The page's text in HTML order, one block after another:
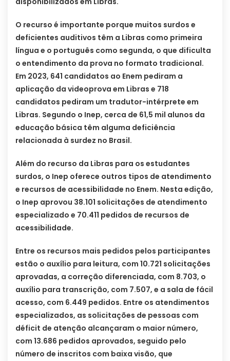
O recurso é importante porque muitos surdos e
deficientes auditivos têm a Libras como primeira
língua e o português como segunda, o que dificulta
o entendimento da prova no formato tradicional.
Em 2023, 641 candidatos ao Enem pediram a
aplicação da videoprova em Libras e 718
candidatos pediram um tradutor-intérprete em
Libras. Segundo o Inep, cerca de 61,5 mil alunos da
educação básica têm alguma deficiência
relacionada à surdez no Brasil.
Além do recurso da Libras para os estudantes
surdos, o Inep oferece outros tipos de atendimento
e recursos de acessibilidade no Enem. Nesta edição,
o Inep aprovou 38.101 solicitações de atendimento
especializado e 70.411 pedidos de recursos de
acessibilidade.
Entre os recursos mais pedidos pelos participantes
estão o auxílio para leitura, com 10.721 solicitações
aprovadas, a correção diferenciada, com 8.703, o
auxílio para transcrição, com 7.507, e a sala de fácil
acesso, com 6.449 pedidos. Entre os atendimentos
especializados, as solicitações de pessoas com
déficit de atenção alcançaram o maior número,
com 13.686 pedidos aprovados, seguido pelo
número de inscritos com baixa visão, que